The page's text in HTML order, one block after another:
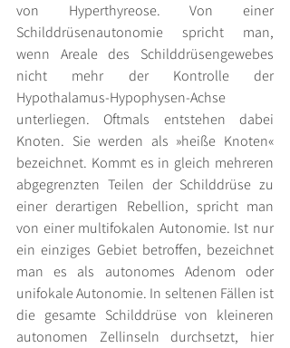
von Hyperthyreose. Von einer
Schilddrüsenautonomie spricht man,
wenn Areale des Schilddrüsengewebes
nicht mehr der Kontrolle der
Hypothalamus-Hypophysen-Achse
unterliegen. Oftmals entstehen dabei
Knoten. Sie werden als »heiße Knoten«
bezeichnet. Kommt es in gleich mehreren
abgegrenzten Teilen der Schilddrüse zu
einer derartigen Rebellion, spricht man
von einer multifokalen Autonomie. Ist nur
ein einziges Gebiet betroffen, bezeichnet
man es als autonomes Adenom oder
unifokale Autonomie. In seltenen Fällen ist
die gesamte Schilddrüse von kleineren
autonomen Zellinseln durchsetzt, hier